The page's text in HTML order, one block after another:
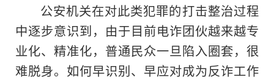
公安机关在对此类犯罪的打击整治过程
中逐步意识到，由于目前电诈团伙越来越专
业化、精准化，普通民众一旦陷入圈套，很
难脱身。如何早识别、早应对成为反诈工作